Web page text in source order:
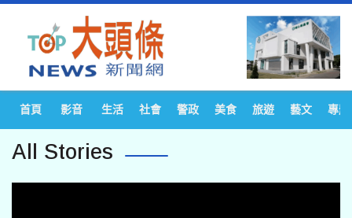
首頁 影音 生活 社會 警政 美食 旅遊 藝文 專題
All Stories